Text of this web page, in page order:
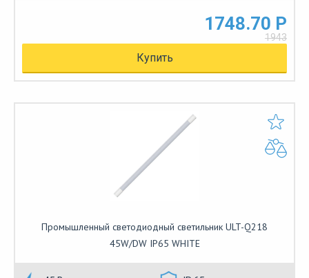
1748.70 Р
1943
Купить
Промышленный светодиодный светильник ULT-Q218
45W/DW IP65 WHITE